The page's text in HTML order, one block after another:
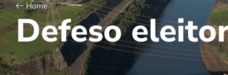
Home
Defeso eleito